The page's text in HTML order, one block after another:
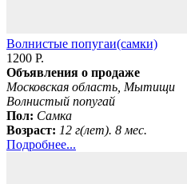
Волнистые попугаи(самки)
1200 Р.
Объявления о продаже
Московская область, Мытищи
Волнистый попугай
Пол: Самка
Возраст: 12 г(лет). 8 мес.
Подробнее...